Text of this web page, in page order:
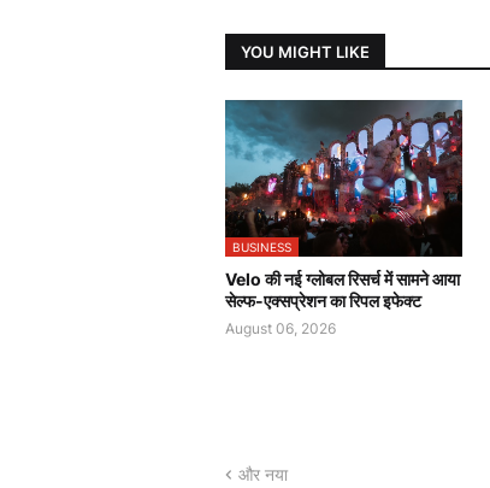
YOU MIGHT LIKE
BUSINESS
Velo की नई ग्लोबल रिसर्च में सामने आया
सेल्फ-एक्सप्रेशन का रिपल इफेक्ट
August 06, 2026
और नया